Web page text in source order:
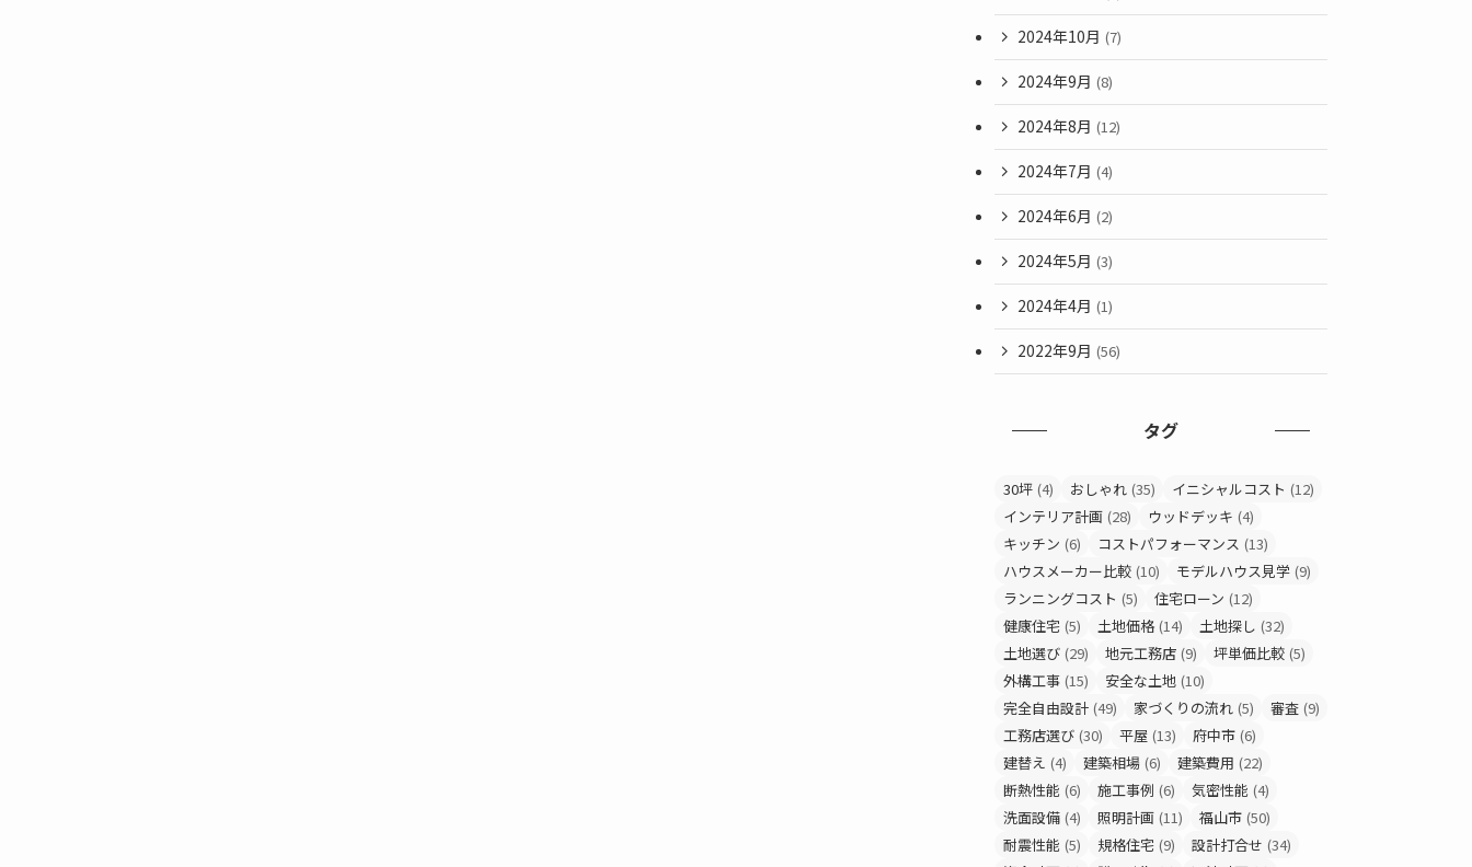
2024年10月 (7)
2024年9月 (8)
2024年8月 (12)
2024年7月 (4)
2024年6月 (2)
2024年5月 (3)
2024年4月 (1)
2022年9月 (56)
タグ
30坪 (4) おしゃれ (35) イニシャルコスト (12)
インテリア計画 (28) ウッドデッキ (4)
キッチン (6) コストパフォーマンス (13)
ハウスメーカー比較 (10) モデルハウス見学 (9)
ランニングコスト (5) 住宅ローン (12)
健康住宅 (5) 土地価格 (14) 土地探し (32)
土地選び (29) 地元工務店 (9) 坪単価比較 (5)
外構工事 (15) 安全な土地 (10)
完全自由設計 (49) 家づくりの流れ (5) 審査 (9)
工務店選び (30) 平屋 (13) 府中市 (6)
建替え (4) 建築相場 (6) 建築費用 (22)
断熱性能 (6) 施工事例 (6) 気密性能 (4)
洗面設備 (4) 照明計画 (11) 福山市 (50)
耐震性能 (5) 規格住宅 (9) 設計打合せ (34)